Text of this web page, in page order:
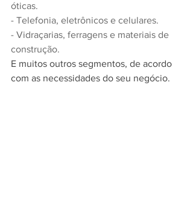
óticas.
- Telefonia, eletrônicos e celulares.
- Vidraçarias, ferragens e materiais de
construção.
E muitos outros segmentos, de acordo
com as necessidades do seu negócio.